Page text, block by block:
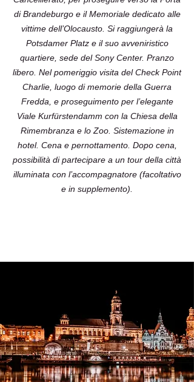
di Brandeburgo e il Memoriale dedicato alle
vittime dell’Olocausto. Si raggiungerà la
Potsdamer Platz e il suo avveniristico
quartiere, sede del Sony Center. Pranzo
libero. Nel pomeriggio visita del Check Point
Charlie, luogo di memorie della Guerra
Fredda, e proseguimento per l’elegante
Viale Kurfürstendamm con la Chiesa della
Rimembranza e lo Zoo. Sistemazione in
hotel. Cena e pernottamento. Dopo cena,
possibilità di partecipare a un tour della città
illuminata con l’accompagnatore (facoltativo
e in supplemento).